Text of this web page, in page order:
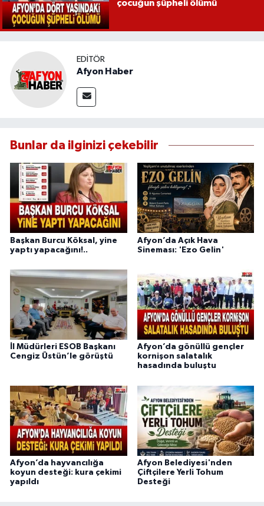
çocuğun şüpheli ölümü
EDITÖR
Afyon Haber
Bunlar da ilginizi çekebilir
Başkan Burcu Köksal, yine
yaptı yapacağını!..
Afyon’da Açık Hava
Sineması: 'Ezo Gelin'
İl Müdürleri ESOB Başkanı
Cengiz Üstün’le görüştü
Afyon’da gönüllü gençler
kornişon salatalık
hasadında buluştu
Afyon’da hayvancılığa
koyun desteği: kura çekimi
yapıldı
Afyon Belediyesi'nden
Çiftçilere Yerli Tohum
Desteği